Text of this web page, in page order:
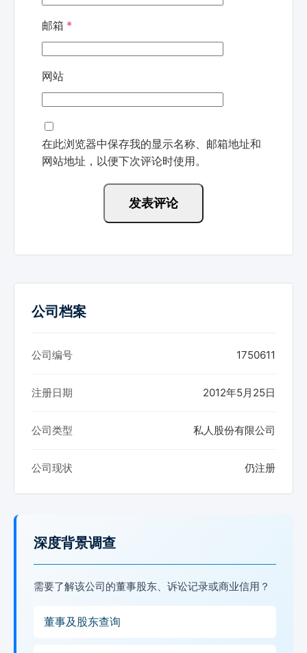
邮箱 *
网站
在此浏览器中保存我的显示名称、邮箱地址和
网站地址，以便下次评论时使用。
公司档案
公司编号 1750611
注册日期 2012年5月25日
公司类型 私人股份有限公司
公司现状 仍注册
深度背景调查
需要了解该公司的董事股东、诉讼记录或商业信用？
董事及股东查询